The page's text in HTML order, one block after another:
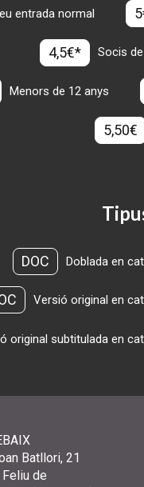
entrada normal
4,5€* Socis
Menors de 12 anys
5,50€
DOC Doblada en
Versió original en
original subtitulada en
Batllori, 21
de